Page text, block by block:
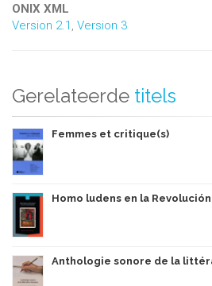
ONIX XML
Version 2.1 Version 3
Gerelateerde titels
Femmes et critique(s)
Homo ludens en la Revolución
Anthologie sonore de la